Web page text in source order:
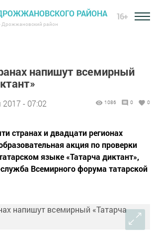
РАЙОНА
- Дрожжановский район
16+
напишут всемирный
2017 - 07:02 1086 0 0
странах и двадцати регионах
акция по проверки
языке «Татарча диктант»,
Всемирного форума татарской